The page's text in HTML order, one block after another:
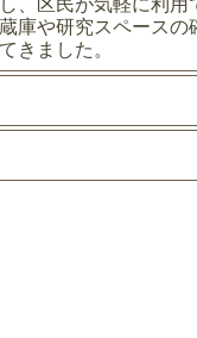
庫や研究スペースの
きました。